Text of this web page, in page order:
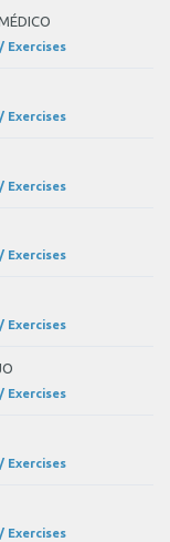
Exercises
Exercises
Exercises
Exercises
Exercises
Exercises
Exercises
Exercises